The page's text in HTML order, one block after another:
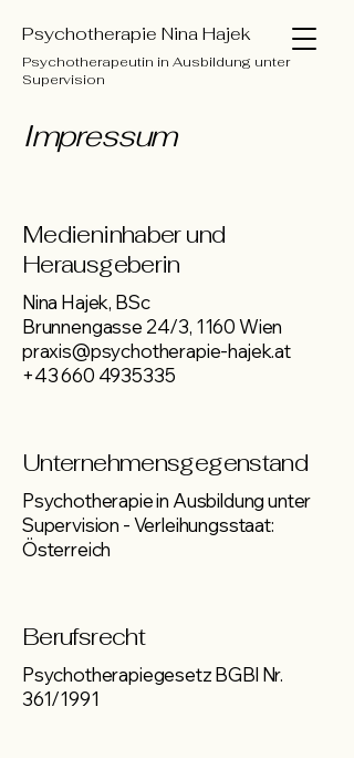
Psychotherapie Nina Hajek
Psychotherapeutin in Ausbildung unter
Supervision
Impressum
Medieninhaber und
Herausgeberin
Nina Hajek, BSc
Brunnengasse 24/3, 1160 Wien
praxis@psychotherapie-hajek.at
+43 660 4935335
Unternehmensgegenstand
Psychotherapie in Ausbildung unter
Supervision - Verleihungsstaat:
Österreich
​Berufsrecht
Psychotherapiegesetz BGBl Nr.
361/1991